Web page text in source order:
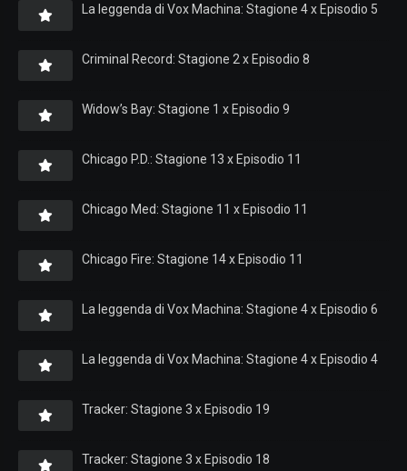
La leggenda di Vox Machina: Stagione 4 x Episodio 5
Criminal Record: Stagione 2 x Episodio 8
Widow’s Bay: Stagione 1 x Episodio 9
Chicago P.D.: Stagione 13 x Episodio 11
Chicago Med: Stagione 11 x Episodio 11
Chicago Fire: Stagione 14 x Episodio 11
La leggenda di Vox Machina: Stagione 4 x Episodio 6
La leggenda di Vox Machina: Stagione 4 x Episodio 4
Tracker: Stagione 3 x Episodio 19
Tracker: Stagione 3 x Episodio 18